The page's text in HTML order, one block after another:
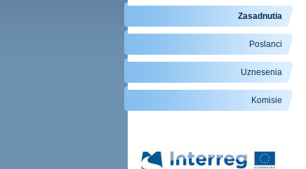
Zasadnutia
Poslanci
Uznesenia
Komisie